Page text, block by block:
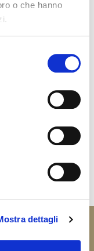
o che hanno
dettagli
/ on-off